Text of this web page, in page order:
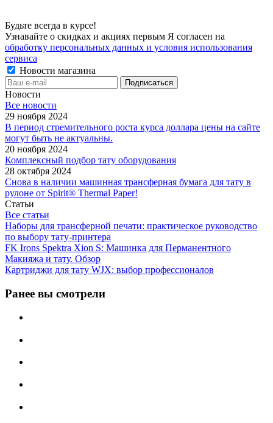
Будьте всегда в курсе!
Узнавайте о скидках и акциях первым Я согласен на
обработку персональных данных и условия использования
сервиса
Новости магазина
Новости
Все новости
29 ноября 2024
В период стремительного роста курса доллара цены на сайте
могут быть не актуальны.
20 ноября 2024
Комплексный подбор тату оборудования
28 октября 2024
Снова в наличии машинная трансферная бумага для тату в
рулоне от Spirit® Thermal Paper!
Статьи
Все статьи
Наборы для трансферной печати: практическое руководство
по выбору тату‑принтера
FK Irons Spektra Xion S: Машинка для Перманентного
Макияжа и тату. Обзор
Картриджи для тату WJX: выбор профессионалов
Ранее вы смотрели